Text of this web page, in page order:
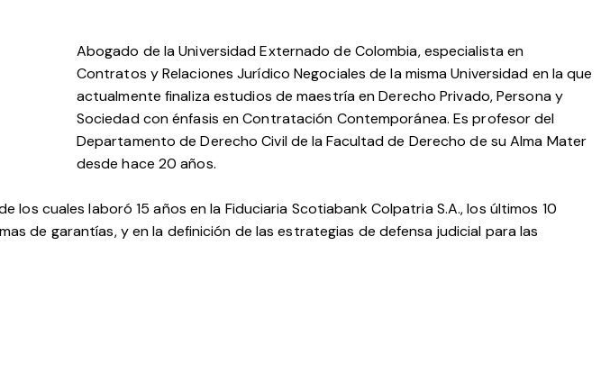
Abogado de la Universidad Externado de Colombia, especialista en
Contratos y Relaciones Jurídico Negociales de la misma Universidad en la que
actualmente finaliza estudios de maestría en Derecho Privado, Persona y
Sociedad con énfasis en Contratación Contemporánea. Es profesor del
Departamento de Derecho Civil de la Facultad de Derecho de su Alma Mater
desde hace 20 años.
cuales laboró 15 años en la Fiduciaria Scotiabank Colpatria S.A., los últimos 10
de garantías, y en la definición de las estrategias de defensa judicial para las